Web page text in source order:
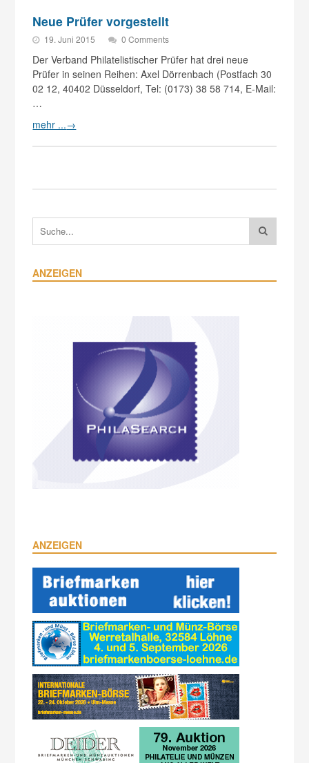
Neue Prüfer vorgestellt
19. Juni 2015 0 Comments
Der Verband Philatelistischer Prüfer hat drei neue
Prüfer in seinen Reihen: Axel Dörrenbach (Postfach 30
02 12, 40402 Düsseldorf, Tel: (0173) 38 58 714, E-Mail:
…
mehr ...→
ANZEIGEN
ANZEIGEN